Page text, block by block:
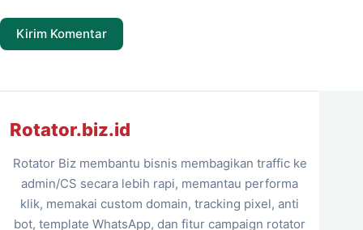
Kirim Komentar
Rotator.biz.id
Rotator Biz membantu bisnis membagikan traffic ke
admin/CS secara lebih rapi, memantau performa
klik, memakai custom domain, tracking pixel, anti
bot, template WhatsApp, dan fitur campaign rotator